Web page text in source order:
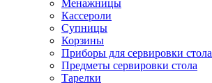
Менажницы
Кассероли
Супницы
Корзины
Приборы для сервировки стола
Предметы сервировки стола
Тарелки